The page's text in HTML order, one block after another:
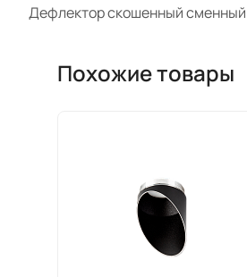
Дефлектор скошенный сменный
Похожие товары